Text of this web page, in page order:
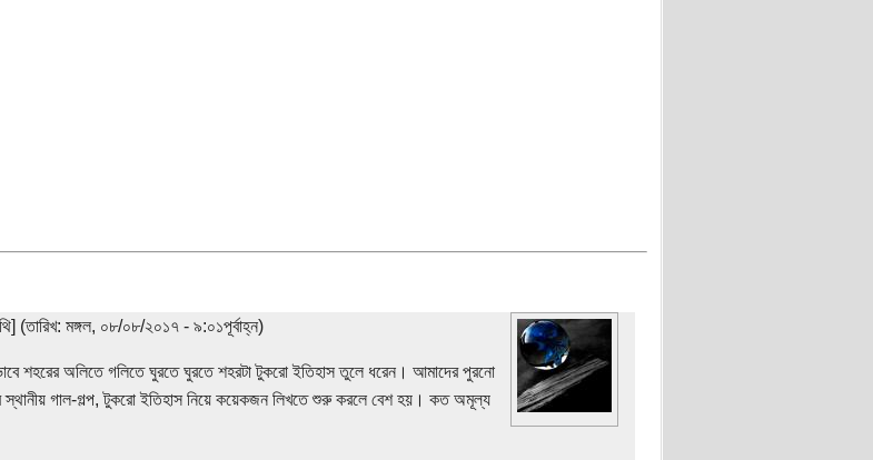
(তারিখ: মঙ্গল, ০৮/০৮/২০১৭ - ৯:০১পূর্বাহ্ন)
শহরের অলিতে গলিতে ঘুরতে ঘুরতে শহরটা টুকরো ইতিহাস তুলে ধরেন। আমাদের পুরনো
গাল-গল্প, টুকরো ইতিহাস নিয়ে কয়েকজন লিখতে শুরু করলে বেশ হয়। কত অমূল্য